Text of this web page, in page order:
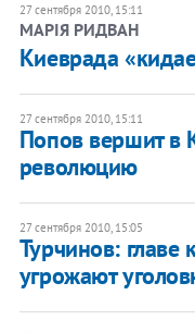
27 сентября 2010, 15:11
МАРІЯ РИДВАН
​Киеврада
27 сентября 2010, 15:11
Попов вершит в
революцию
27 сентября 2010, 15:05
Турчинов:
угрожают